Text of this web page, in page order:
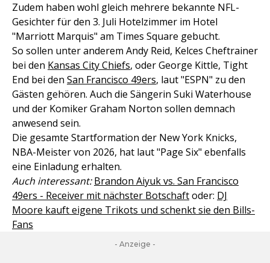
Zudem haben wohl gleich mehrere bekannte NFL-
Gesichter für den 3. Juli Hotelzimmer im Hotel
"Marriott Marquis" am Times Square gebucht.
So sollen unter anderem Andy Reid, Kelces Cheftrainer
bei den Kansas City Chiefs, oder George Kittle, Tight
End bei den San Francisco 49ers, laut "ESPN" zu den
Gästen gehören. Auch die Sängerin Suki Waterhouse
und der Komiker Graham Norton sollen demnach
anwesend sein.
Die gesamte Startformation der New York Knicks,
NBA-Meister von 2026, hat laut "Page Six" ebenfalls
eine Einladung erhalten.
Auch interessant: Brandon Aiyuk vs. San Francisco
49ers - Receiver mit nächster Botschaftoder: DJ
Moore kauft eigene Trikots und schenkt sie den Bills-
Fans
- Anzeige -